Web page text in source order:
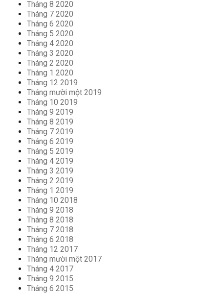
Tháng 8 2020
Tháng 7 2020
Tháng 6 2020
Tháng 5 2020
Tháng 4 2020
Tháng 3 2020
Tháng 2 2020
Tháng 1 2020
Tháng 12 2019
Tháng mười một 2019
Tháng 10 2019
Tháng 9 2019
Tháng 8 2019
Tháng 7 2019
Tháng 6 2019
Tháng 5 2019
Tháng 4 2019
Tháng 3 2019
Tháng 2 2019
Tháng 1 2019
Tháng 10 2018
Tháng 9 2018
Tháng 8 2018
Tháng 7 2018
Tháng 6 2018
Tháng 12 2017
Tháng mười một 2017
Tháng 4 2017
Tháng 9 2015
Tháng 6 2015